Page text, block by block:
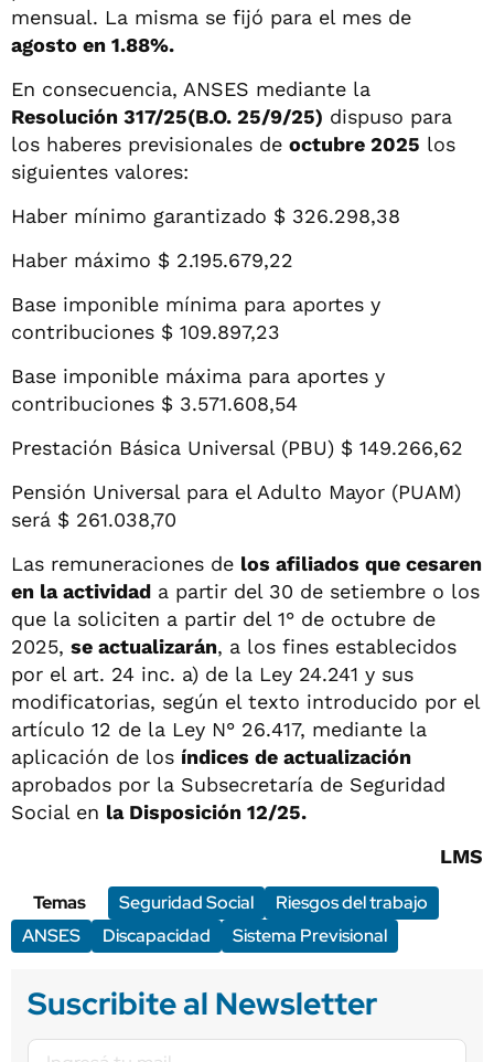
mensual. La misma se fijó para el mes de
agosto en 1.88%.
En consecuencia, ANSES mediante la
Resolución 317/25(B.O. 25/9/25) dispuso para
los haberes previsionales de octubre 2025 los
siguientes valores:
Haber mínimo garantizado $ 326.298,38
Haber máximo $ 2.195.679,22
Base imponible mínima para aportes y
contribuciones $ 109.897,23
Base imponible máxima para aportes y
contribuciones $ 3.571.608,54
Prestación Básica Universal (PBU) $ 149.266,62
Pensión Universal para el Adulto Mayor (PUAM)
será $ 261.038,70
Las remuneraciones de los afiliados que cesaren
en la actividad a partir del 30 de setiembre o los
que la soliciten a partir del 1° de octubre de
2025, se actualizarán, a los fines establecidos
por el art. 24 inc. a) de la Ley 24.241 y sus
modificatorias, según el texto introducido por el
artículo 12 de la Ley N° 26.417, mediante la
aplicación de los índices de actualización
aprobados por la Subsecretaría de Seguridad
Social en la Disposición 12/25.
LMS
Temas
Seguridad Social
Riesgos del trabajo
ANSES
Discapacidad Sistema Previsional
Suscribite al Newsletter